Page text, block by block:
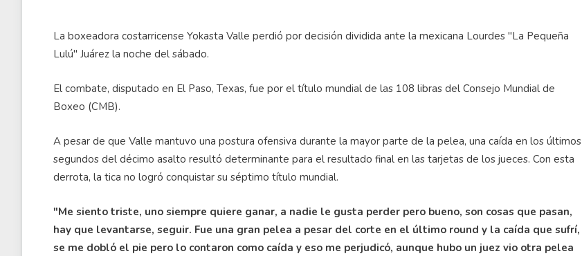
La boxeadora costarricense Yokasta Valle perdió por decisión dividida ante la mexicana Lourdes "La Pequeña
Lulú" Juárez la noche del sábado.
El combate, disputado en El Paso, Texas, fue por el título mundial de las 108 libras del Consejo Mundial de
Boxeo (CMB).
A pesar de que Valle mantuvo una postura ofensiva durante la mayor parte de la pelea, una caída en los últimos
segundos del décimo asalto resultó determinante para el resultado final en las tarjetas de los jueces. Con esta
derrota, la tica no logró conquistar su séptimo título mundial.
"Me siento triste, uno siempre quiere ganar, a nadie le gusta perder pero bueno, son cosas que pasan,
hay que levantarse, seguir. Fue una gran pelea a pesar del corte en el último round y la caída que sufrí,
se me dobló el pie pero lo contaron como caída y eso me perjudicó, aunque hubo un juez vio otra pelea